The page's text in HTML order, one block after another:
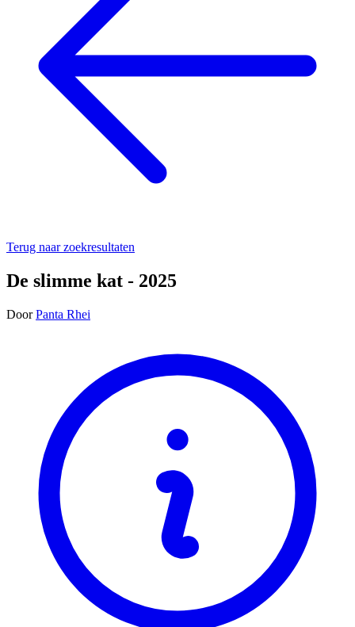
Terug naar zoekresultaten
De slimme kat - 2025
Door Panta Rhei